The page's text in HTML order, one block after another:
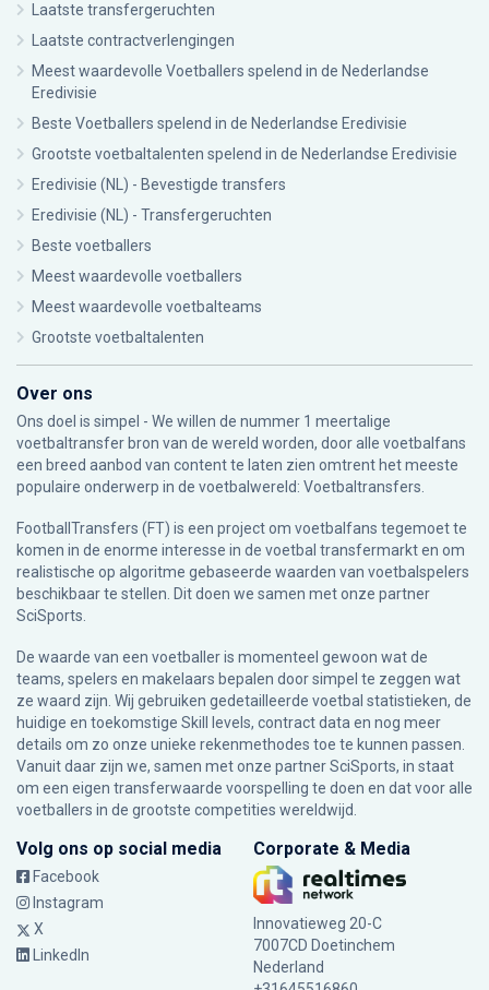
Laatste transfergeruchten
Laatste contractverlengingen
Meest waardevolle Voetballers spelend in de Nederlandse
Eredivisie
Beste Voetballers spelend in de Nederlandse Eredivisie
Grootste voetbaltalenten spelend in de Nederlandse Eredivisie
Eredivisie (NL) - Bevestigde transfers
Eredivisie (NL) - Transfergeruchten
Beste voetballers
Meest waardevolle voetballers
Meest waardevolle voetbalteams
Grootste voetbaltalenten
Over ons
Ons doel is simpel - We willen de nummer 1 meertalige
voetbaltransfer bron van de wereld worden, door alle voetbalfans
een breed aanbod van content te laten zien omtrent het meeste
populaire onderwerp in de voetbalwereld: Voetbaltransfers.
FootballTransfers (FT) is een project om voetbalfans tegemoet te
komen in de enorme interesse in de voetbal transfermarkt en om
realistische op algoritme gebaseerde waarden van voetbalspelers
beschikbaar te stellen. Dit doen we samen met onze partner
SciSports
De waarde van een voetballer is momenteel gewoon wat de
teams, spelers en makelaars bepalen door simpel te zeggen wat
ze waard zijn. Wij gebruiken gedetailleerde voetbal statistieken, de
huidige en toekomstige Skill levels, contract data en nog meer
details om zo onze unieke rekenmethodes toe te kunnen passen.
Vanuit daar zijn we, samen met onze partner SciSports, in staat
om een eigen transferwaarde voorspelling te doen en dat voor alle
voetballers in de grootste competities wereldwijd.
Volg ons op social media
Facebook
Instagram
X
LinkedIn
Corporate & Media
Innovatieweg 20-C
7007CD Doetinchem
Nederland